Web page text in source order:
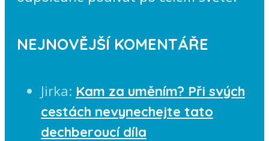
NEJNOVĚJŠÍ KOMENTÁŘE
Jirka: Kam za uměním? Při svých
cestách nevynechejte tato
dechberoucí díla